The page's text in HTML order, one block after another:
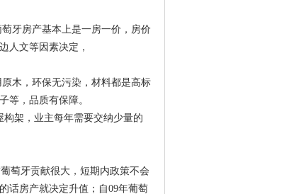
牙房产基本上是一房一价，房价
人文等因素决定，
木，环保无污染，材料都是高标
等，品质有保障。
架，业主每年需要交纳少量的
萄牙贡献很大，短期内政策不会
话房产就决定升值；自09年葡萄